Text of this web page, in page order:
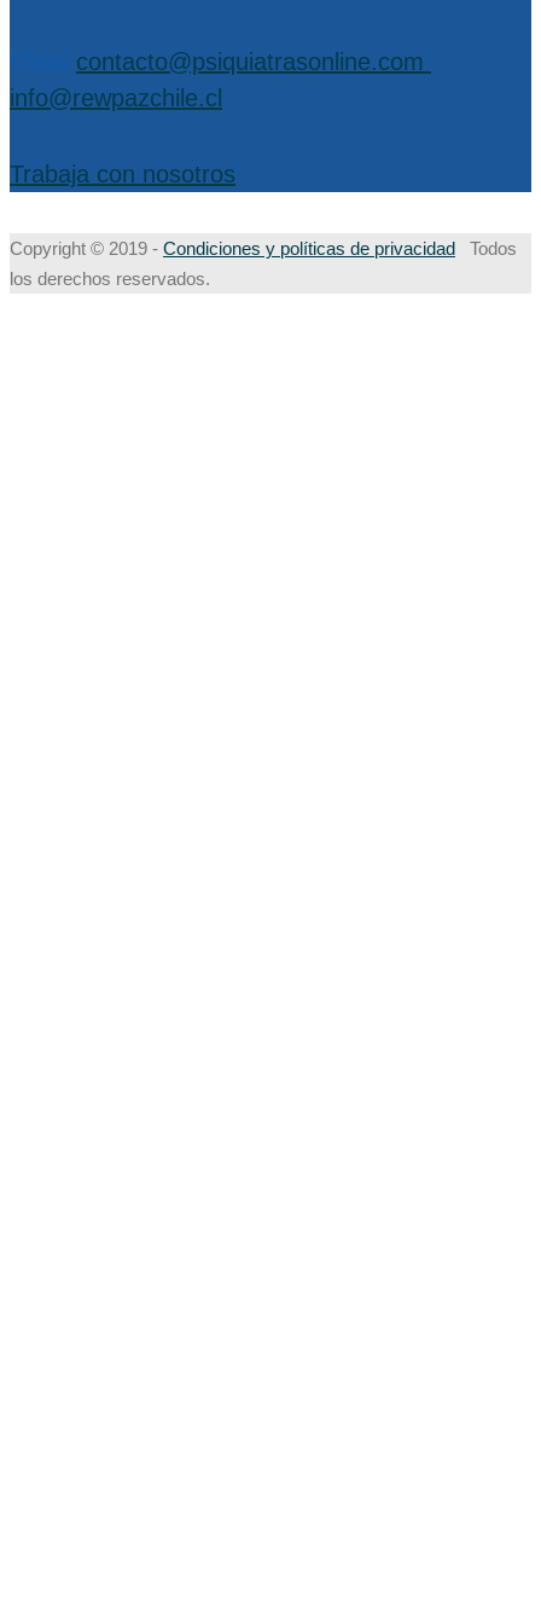
contacto@psiquiatrasonline.com
info@rewpazchile.cl
Trabaja con nosotros
Copyright © 2019 - Condiciones y políticas de privacidad Todos
los derechos reservados.